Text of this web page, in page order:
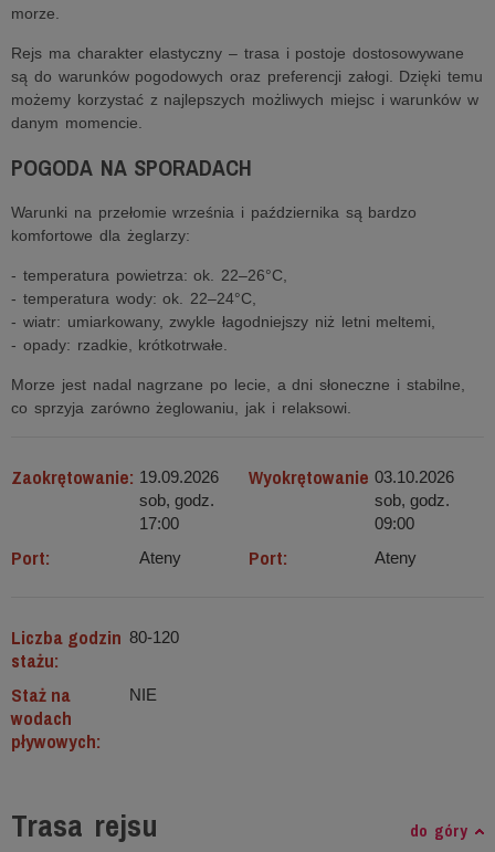
morze.
Rejs ma charakter elastyczny – trasa i postoje dostosowywane
są do warunków pogodowych oraz preferencji załogi. Dzięki temu
możemy korzystać z najlepszych możliwych miejsc i warunków w
danym momencie.
POGODA NA SPORADACH
Warunki na przełomie września i października są bardzo
komfortowe dla żeglarzy:
- temperatura powietrza: ok. 22–26°C,
- temperatura wody: ok. 22–24°C,
- wiatr: umiarkowany, zwykle łagodniejszy niż letni meltemi,
- opady: rzadkie, krótkotrwałe.
Morze jest nadal nagrzane po lecie, a dni słoneczne i stabilne,
co sprzyja zarówno żeglowaniu, jak i relaksowi.
Zaokrętowanie: 19.09.2026
sob, godz.
17:00
Wyokrętowanie 03.10.2026
sob, godz.
09:00
Port: Ateny Port: Ateny
Liczba godzin
stażu:
80-120
Staż na
wodach
pływowych:
NIE
Trasa rejsu do góry